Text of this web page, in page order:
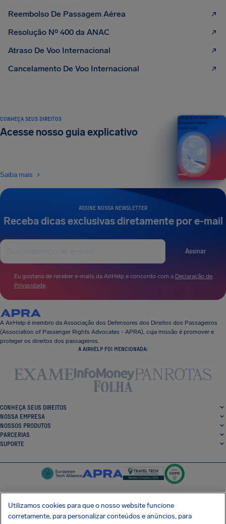
Reembolso De Passagem Aérea
Resolução Nº 400 da ANAC
Atraso De Voo Internacional
Cancelamento De Voo Internacional
ASSINE NOSSA NEWSLETTER
Receba dicas exclusivas diretamente por e-mail
Assinar
Eu gostaria de receber e-mails da AirHelp e concordo com a Declaração de
Privacidade.
CONHEÇA SEUS DIREITOS
Acesse nosso guia explicativo
Saiba mais
Seu guia dos direitos do
passageiro aéreo
EDIÇÃO 2026
A AirHelp é membro da Associação dos Defensores dos Direitos dos Passageiros
(Association of Passenger Rights Advocates - APRA), cuja missão é promover e
proteger os direitos dos passageiros.
A AIRHELP FOI MENCIONADA:
CONHEÇA SEUS DIREITOS
NOSSA EMPRESA
NOSSOS PRODUTOS
PARCERIAS
SUPORTE
SocialFacebook
SocialTwitter
SocialInstagram
SocialLinkedin
Utilizamos cookies para que o nosso website funcione
corretamente, para personalizar conteúdos e anúncios, para